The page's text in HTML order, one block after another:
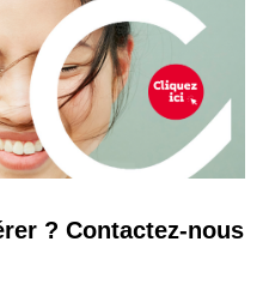
? Contactez-nous